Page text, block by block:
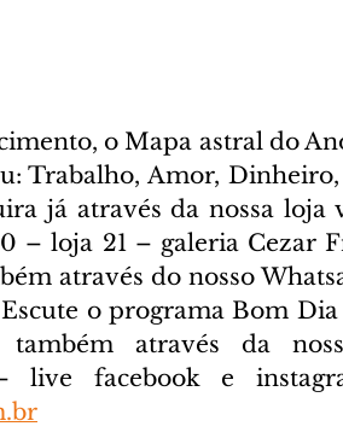
o Mapa astral do
Trabalho, Amor,
já através da nossa
– loja 21 – galeria Cezar
através do nosso
Escute o programa Bom
live facebook e